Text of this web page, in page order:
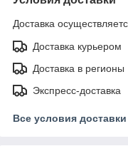
Доставка
Доставка курьером
Доставка в регионы
Экспресс-доставка
Все условия доставки